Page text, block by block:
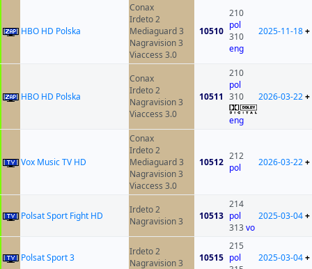
HBO HD Polska
Conax
Irdeto 2
Mediaguard 3
Nagravision 3
Viaccess 3.0
10510
210
pol
310
eng
2025-11-18+
HBO HD Polska
Conax
Irdeto 2
Nagravision 3
Viaccess 3.0
10511
210
pol
310
eng
2026-03-22+
Vox Music TV HD
Conax
Irdeto 2
Mediaguard 3
Nagravision 3
Viaccess 3.0
10512
212
pol
2026-03-22+
Polsat Sport Fight HD
Irdeto 2
Nagravision 3
10513
214
pol
313vo
2025-03-04+
Polsat Sport 3
Irdeto 2
Nagravision 3
10515
215
pol
2025-03-04+